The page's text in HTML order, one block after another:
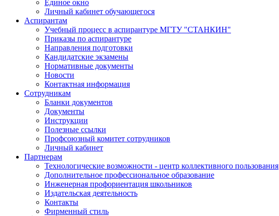
Единое окно
Личный кабинет обучающегося
Аспирантам
Учебный процесс в аспирантуре МГТУ "СТАНКИН"
Приказы по аспирантуре
Направления подготовки
Кандидатские экзамены
Нормативные документы
Новости
Контактная информация
Сотрудникам
Бланки документов
Документы
Инструкции
Полезные ссылки
Профсоюзный комитет сотрудников
Личный кабинет
Партнерам
Технологические возможности - центр коллективного пользования
Дополнительное профессиональное образование
Инженерная профориентация школьников
Издательская деятельность
Контакты
Фирменный стиль